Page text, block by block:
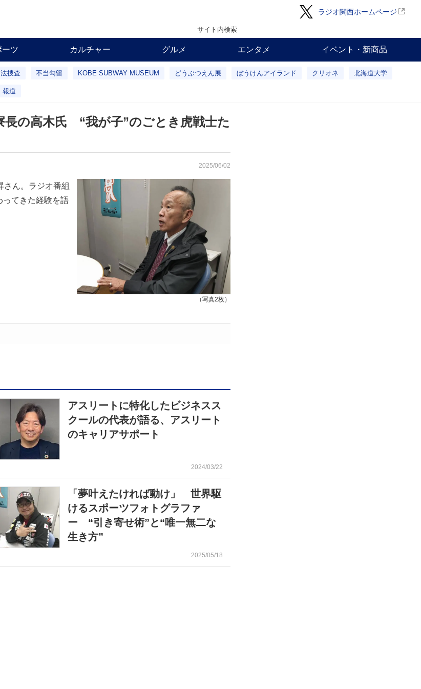
ラジオ関西ホームページ
サイト内検索
ーツ カルチャー グルメ エンタメ イベント・新商品
捜査 不当勾留 KOBE SUBWAY MUSEUM どうぶつえん展 ぼうけんアイランド クリオネ 北海道大学
報道
の高木氏 “我が子”のごとき虎戦士た
2025/06/02
（写真2枚）
ん。ラジオ番組
ってきた経験を語
アスリートに特化したビジネスス
クールの代表が語る、アスリート
のキャリアサポート
2024/03/22
「夢叶えたければ動け」 世界駆
けるスポーツフォトグラファ
ー “引き寄せ術”と“唯一無二な
生き方”
2025/05/18